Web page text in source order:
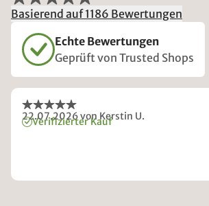
Basierend auf 1186 Bewertungen
Echte Bewertungen
Geprüft von Trusted Shops
22.07.2026von Kerstin U.
Verifizierter Kauf